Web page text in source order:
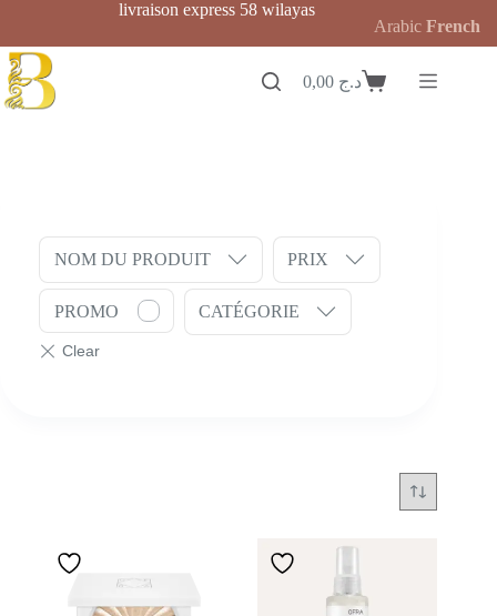
contenu
livraison express 58 wilayas
Panierد.ج
NOM DU PRODUIT PRIX
PROMO CATÉGORIE
Arabic French